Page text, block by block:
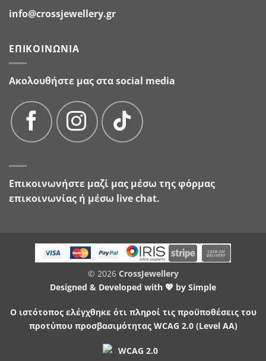
info@crossjewellery.gr
ΕΠΙΚΟΙΝΩΝΊΑ
Ακολουθήστε μας στα social media
Επικοινωνήστε μαζί μας μέσω τηςφόρμας
επικοινωνίας ή μέσω live chat.
© 2026 CrossJewellery
Designed & Developed with 💖 by Simple
Ο ιστότοπος ελέγχθηκε ότι πληροί τις προϋποθέσεις του
προτύπου προσβασιμότητας WCAG 2.0 (Level AA)